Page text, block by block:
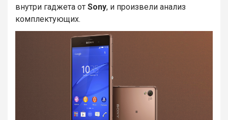
внутри гаджета от Sony, и произвели анализ
комплектующих.